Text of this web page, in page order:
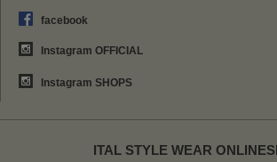
facebook
Instagram OFFICIAL
Instagram SHOPS
ITAL STYLE WEAR